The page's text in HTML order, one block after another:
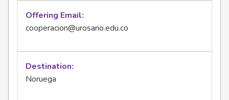
Offering Email
cooperacion@urosario.edu.co
Destination
Noruega